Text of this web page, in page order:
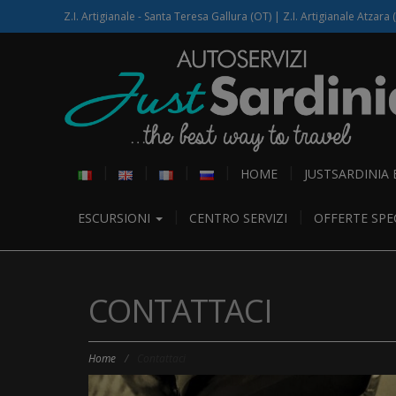
Z.I. Artigianale - Santa Teresa Gallura (OT) | Z.I. Artigianale Atzara
HOME JUSTSARDINIA
ESCURSIONI CENTRO SERVIZI OFFERTE
CONTATTACI
Home /